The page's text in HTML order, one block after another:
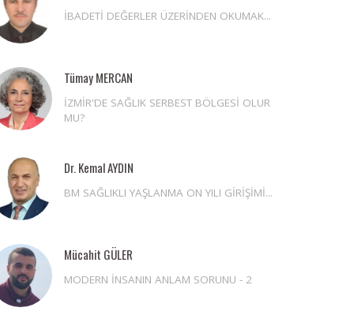
İBADETİ DEĞERLER ÜZERİNDEN OKUMAK...
Tümay MERCAN
İZMİR'DE SAĞLIK SERBEST BÖLGESİ OLUR
MU?
Dr. Kemal AYDIN
BM SAĞLIKLI YAŞLANMA ON YILI GİRİŞİMİ...
Mücahit GÜLER
MODERN İNSANIN ANLAM SORUNU - 2